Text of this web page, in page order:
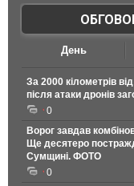
День
За 2000 кілометрів
після атаки дронів
0
Ворог завдав
Ще десятеро
Сумщині. ФОТО
0